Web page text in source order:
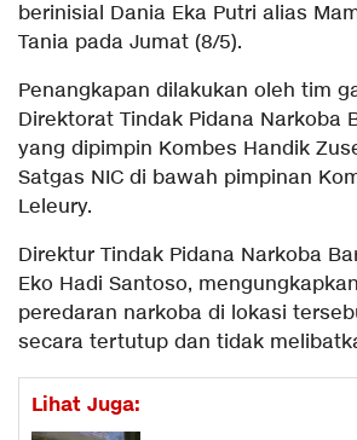
berinisial Dania Eka Putri alias
Tania pada Jumat (8/5).
Penangkapan dilakukan oleh tim
Direktorat Tindak Pidana Narkoba
yang dipimpin Kombes Handik
Satgas NIC di bawah pimpinan
Leleury.
Direktur Tindak Pidana Narkoba
Eko Hadi Santoso,
peredaran narkoba di lokasi
secara tertutup dan tidak
Lihat Juga: